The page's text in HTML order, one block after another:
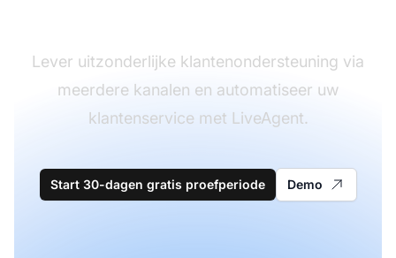
Lever uitzonderlijke klantenondersteuning via
meerdere kanalen en automatiseer uw
klantenservice met LiveAgent.
Start 30-dagen gratis proefperiode Demo